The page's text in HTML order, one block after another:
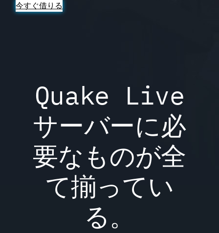
今すぐ借りる
Quake Live
サーバーに必
要なものが全
て揃ってい
る。